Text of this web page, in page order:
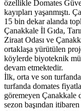
özellikle Domates
kayıpları yaşanmıştı.
15 bin dekar alanda
Çanakkale İl Gıda,
Ziraat Odası ve
ortaklaşa yürütülen
köylerde biyoteknik
devam etmektedir.
İlk, orta ve son
turfanda domates
göremeyen Çanakkale
sezon başından